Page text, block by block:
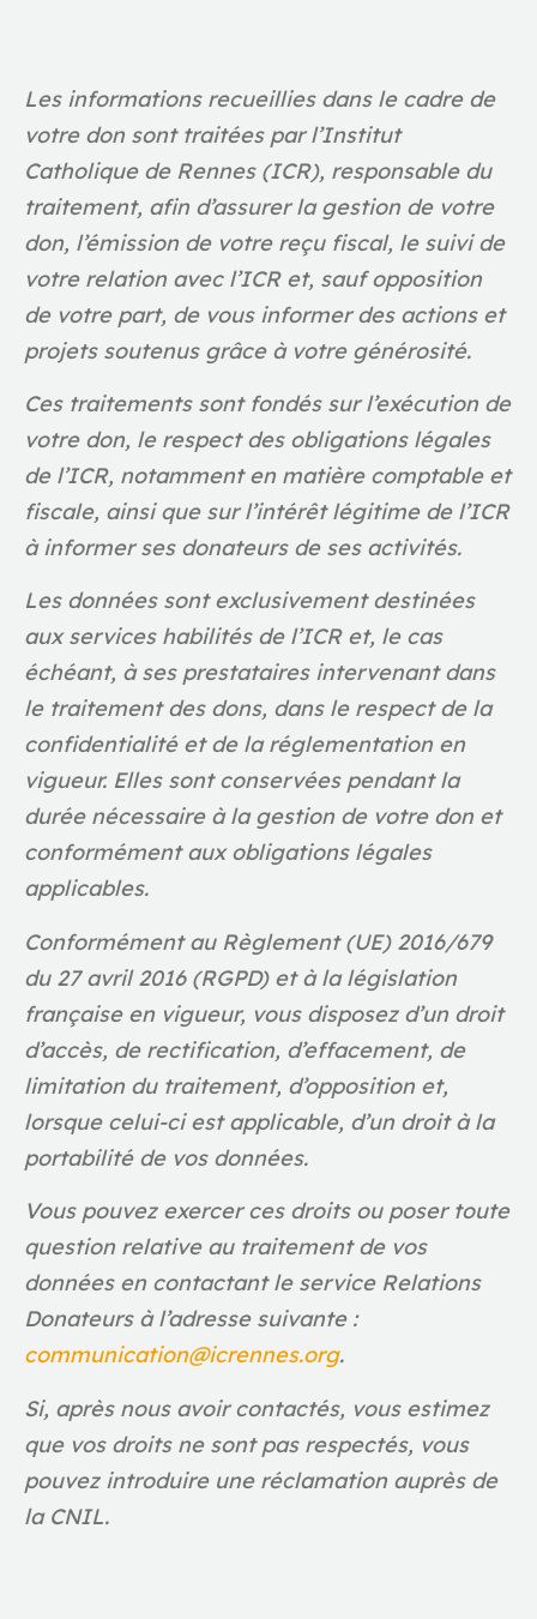
Les informations recueillies dans le cadre de
votre don sont traitées par l’Institut
Catholique de Rennes (ICR), responsable du
traitement, afin d’assurer la gestion de votre
don, l’émission de votre reçu fiscal, le suivi de
votre relation avec l’ICR et, sauf opposition
de votre part, de vous informer des actions et
projets soutenus grâce à votre générosité.
Ces traitements sont fondés sur l’exécution de
votre don, le respect des obligations légales
de l’ICR, notamment en matière comptable et
fiscale, ainsi que sur l’intérêt légitime de l’ICR
à informer ses donateurs de ses activités.
Les données sont exclusivement destinées
aux services habilités de l’ICR et, le cas
échéant, à ses prestataires intervenant dans
le traitement des dons, dans le respect de la
confidentialité et de la réglementation en
vigueur. Elles sont conservées pendant la
durée nécessaire à la gestion de votre don et
conformément aux obligations légales
applicables.
Conformément au Règlement (UE) 2016/679
du 27 avril 2016 (RGPD) et à la législation
française en vigueur, vous disposez d’un droit
d’accès, de rectification, d’effacement, de
limitation du traitement, d’opposition et,
lorsque celui-ci est applicable, d’un droit à la
portabilité de vos données.
Vous pouvez exercer ces droits ou poser toute
question relative au traitement de vos
données en contactant le service Relations
Donateurs à l’adresse suivante :
communication@icrennes.org.
Si, après nous avoir contactés, vous estimez
que vos droits ne sont pas respectés, vous
pouvez introduire une réclamation auprès de
la CNIL.